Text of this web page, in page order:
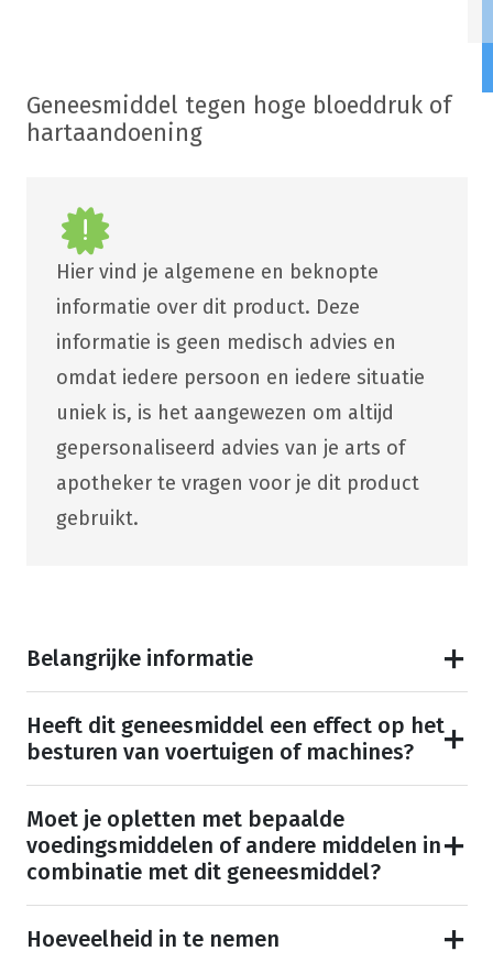
Geneesmiddel tegen hoge bloeddruk of
hartaandoening
Hier vind je algemene en beknopte
informatie over dit product. Deze
informatie is geen medisch advies en
omdat iedere persoon en iedere situatie
uniek is, is het aangewezen om altijd
gepersonaliseerd advies van je arts of
apotheker te vragen voor je dit product
gebruikt.
Belangrijke informatie
Heeft dit geneesmiddel een effect op het
besturen van voertuigen of machines?
Moet je opletten met bepaalde
voedingsmiddelen of andere middelen in
combinatie met dit geneesmiddel?
Hoeveelheid in te nemen